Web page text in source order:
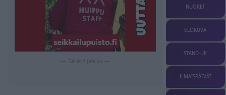
NUORET
ELOKUVA
STAND-UP
ILMAISPÄIVÄT